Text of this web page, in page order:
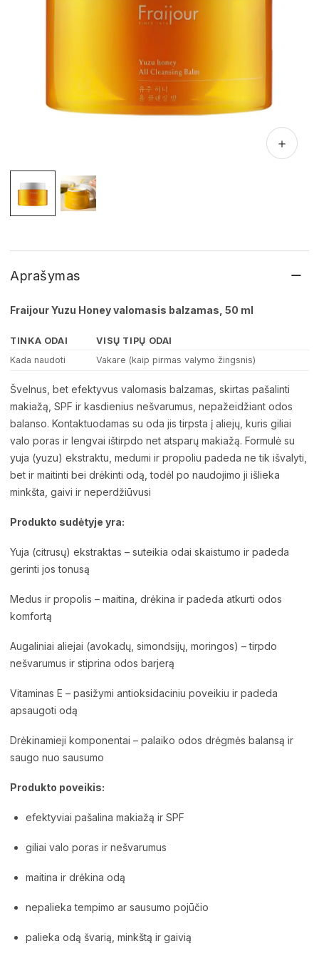
＋
Aprašymas −
Fraijour Yuzu Honey valomasis balzamas, 50 ml
TINKA ODAI
VISŲ TIPŲ ODAI
Kada naudoti
Vakare (kaip pirmas valymo žingsnis)
Švelnus, bet efektyvus valomasis balzamas, skirtas pašalinti
makiažą, SPF ir kasdienius nešvarumus, nepažeidžiant odos
balanso. Kontaktuodamas su oda jis tirpsta į aliejų, kuris giliai
valo poras ir lengvai ištirpdo net atsparų makiažą. Formulė su
yuja (yuzu) ekstraktu, medumi ir propoliu padeda ne tik išvalyti,
bet ir maitinti bei drėkinti odą, todėl po naudojimo ji išlieka
minkšta, gaivi ir neperdžiūvusi
Produkto sudėtyje yra:
Yuja (citrusų) ekstraktas – suteikia odai skaistumo ir padeda
gerinti jos tonusą
Medus ir propolis – maitina, drėkina ir padeda atkurti odos
komfortą
Augaliniai aliejai (avokadų, simondsijų, moringos) – tirpdo
nešvarumus ir stiprina odos barjerą
Vitaminas E – pasižymi antioksidaciniu poveikiu ir padeda
apsaugoti odą
Drėkinamieji komponentai – palaiko odos drėgmės balansą ir
saugo nuo sausumo
Produkto poveikis:
efektyviai pašalina makiažą ir SPF
giliai valo poras ir nešvarumus
maitina ir drėkina odą
nepalieka tempimo ar sausumo pojūčio
palieka odą švarią, minkštą ir gaivią